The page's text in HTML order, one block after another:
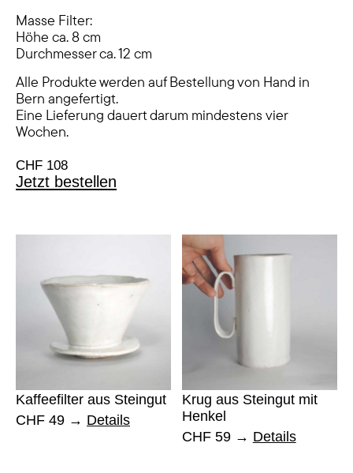
Masse Filter:
Höhe ca. 8 cm
Durchmesser ca. 12 cm
Alle Produkte werden auf Bestellung von Hand in
Bern angefertigt.
Eine Lieferung dauert darum mindestens vier
Wochen.
CHF 108
Jetzt bestellen
Kaffeefilter aus Steingut
CHF 49
Details
Krug aus Steingut mit
Henkel
CHF 59
Details